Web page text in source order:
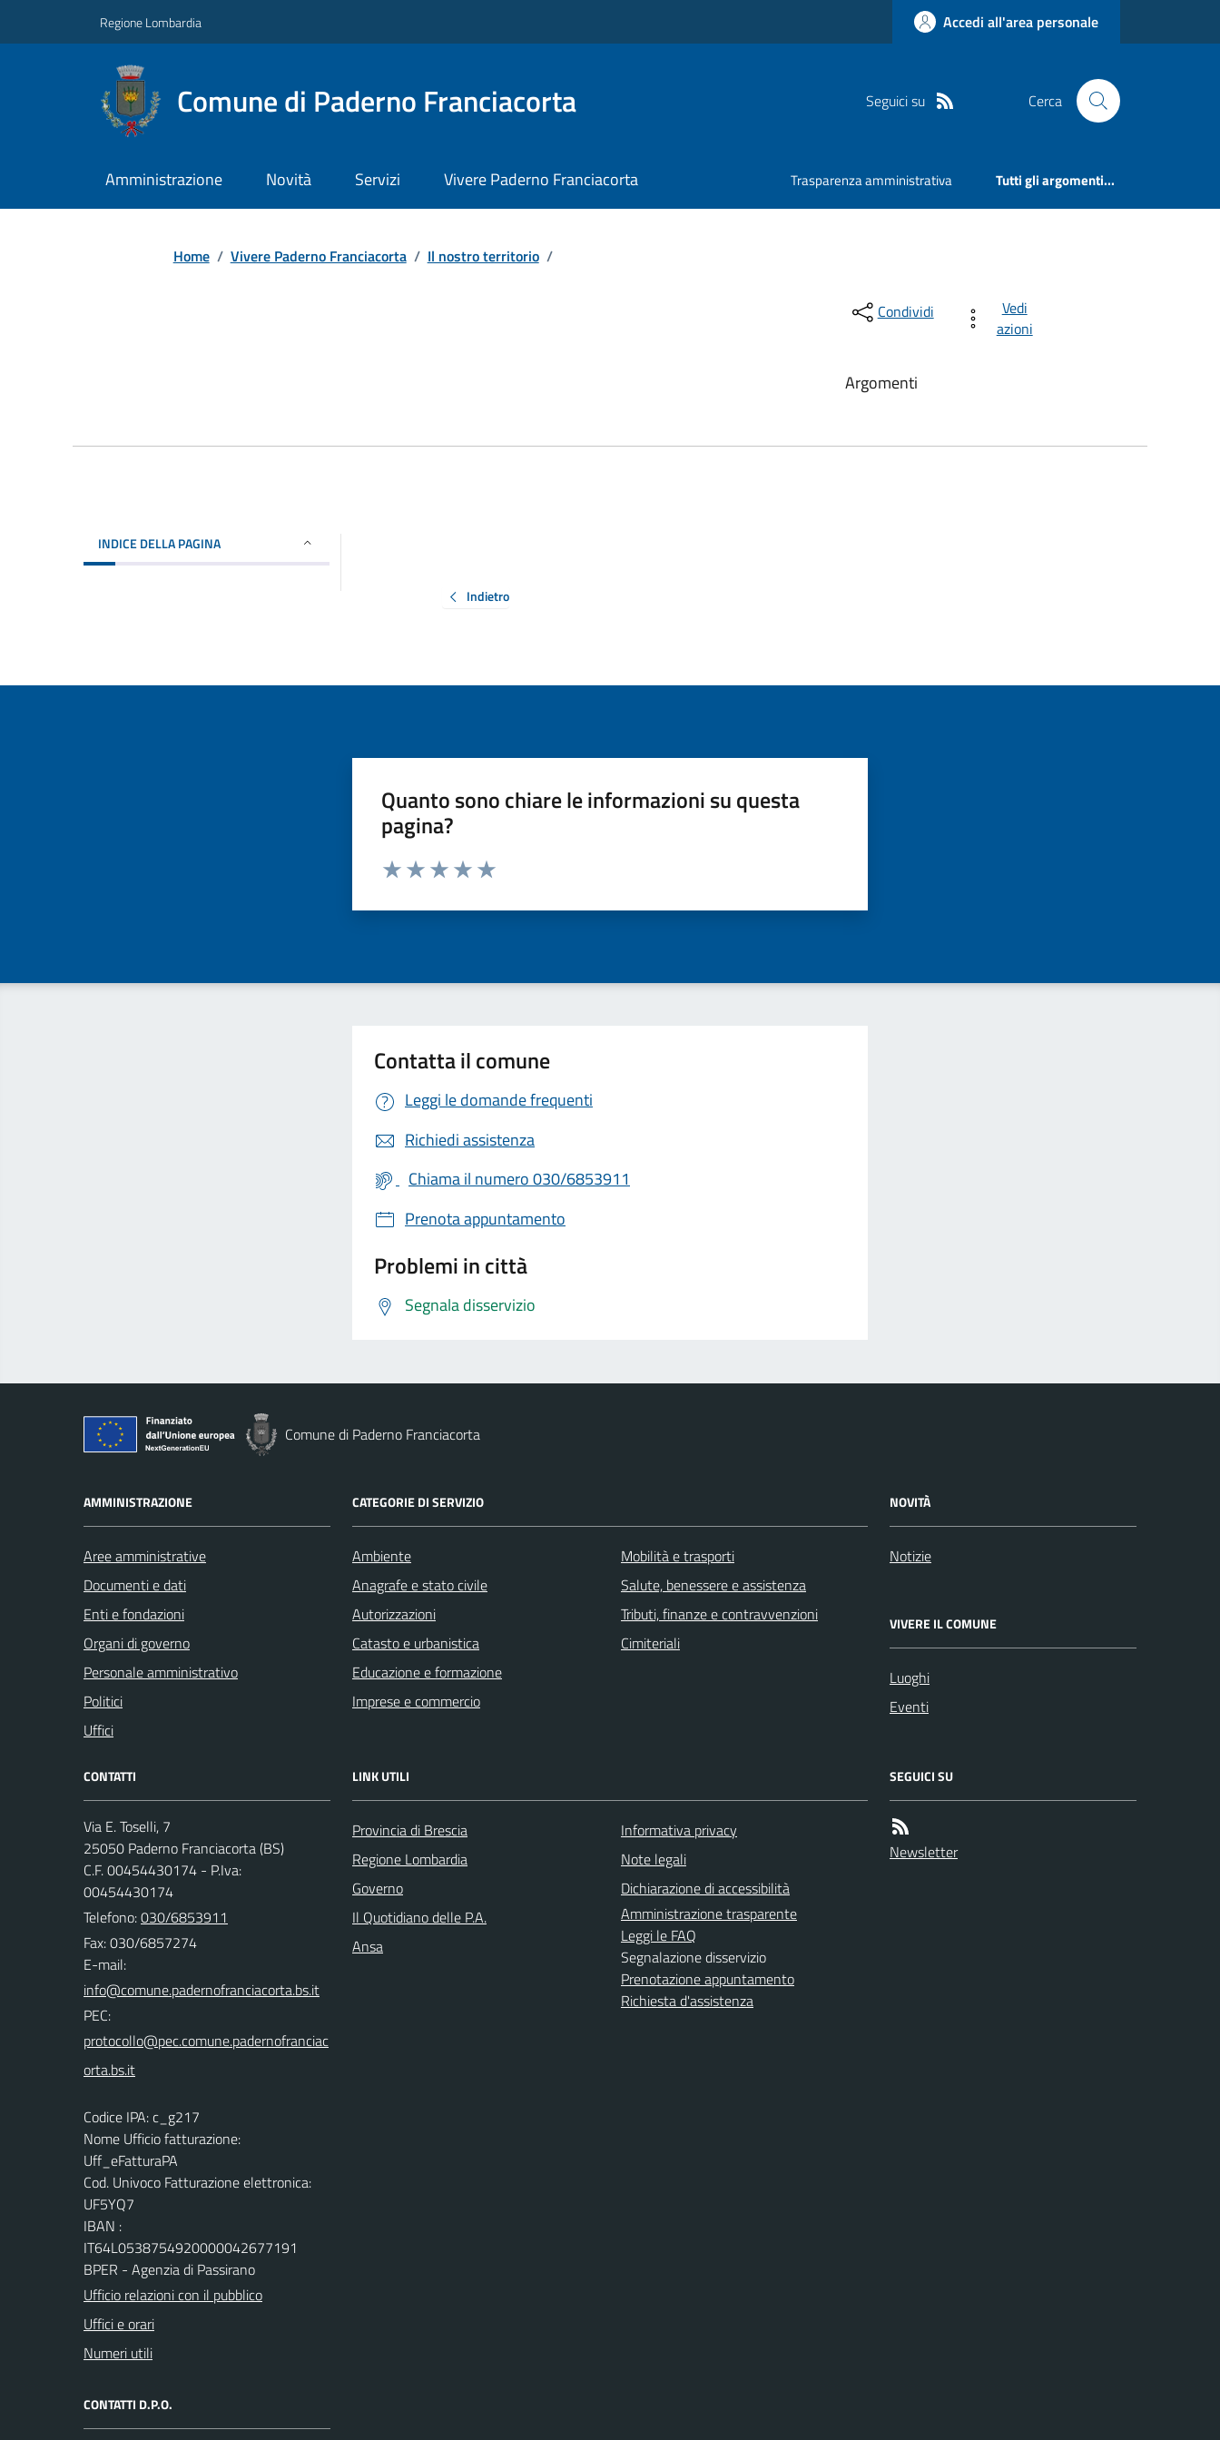
Regione Lombardia Accedi all'area personale
Comune di Paderno Franciacorta Seguici su Cerca
Amministrazione Novità Servizi Vivere Paderno Franciacorta Trasparenza amministrativa Tutti gli argomenti...
Home / Vivere Paderno Franciacorta / Il nostro territorio /
Condividi
Vedi
azioni
Argomenti
INDICE DELLA PAGINA
Indietro
Quanto sono chiare le informazioni su questa
pagina?
Valuta da 1 a 5 stelle la pagina
Contatta il comune
Leggi le domande frequenti
Richiedi assistenza
Chiama il numero 030/6853911
Prenota appuntamento
Problemi in città
Segnala disservizio
Comune di Paderno Franciacorta
AMMINISTRAZIONE
Aree amministrative
Documenti e dati
Enti e fondazioni
Organi di governo
Personale amministrativo
Politici
Uffici
CATEGORIE DI SERVIZIO
Ambiente
Anagrafe e stato civile
Autorizzazioni
Catasto e urbanistica
Educazione e formazione
Imprese e commercio
Mobilità e trasporti
Salute, benessere e assistenza
Tributi, finanze e contravvenzioni
Cimiteriali
NOVITÀ
Notizie
VIVERE IL COMUNE
Luoghi
Eventi
CONTATTI
Via E. Toselli, 7
25050 Paderno Franciacorta (BS)
C.F. 00454430174 - P.Iva:
00454430174
Telefono:030/6853911
Fax: 030/6857274
E-mail:
PEC:
Codice IPA: c_g217
Nome Ufficio fatturazione:
Uff_eFatturaPA
Cod. Univoco Fatturazione elettronica:
UF5YQ7
IBAN :
IT64L0538754920000042677191
BPER - Agenzia di Passirano
Ufficio relazioni con il pubblico
Uffici e orari
Numeri utili
CONTATTI D.P.O.
LINK UTILI
Provincia di Brescia
Regione Lombardia
Governo
Il Quotidiano delle P.A.
Ansa
Informativa privacy
Note legali
Dichiarazione di accessibilità
Amministrazione trasparente
Leggi le FAQ
Segnalazione disservizio
Prenotazione appuntamento
Richiesta d'assistenza
SEGUICI SU
Newsletter